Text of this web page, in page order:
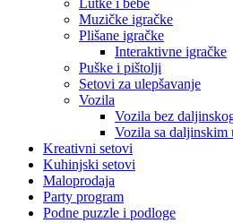
Lutke i bebe
Muzičke igračke
Plišane igračke
Interaktivne igračke
Puške i pištolji
Setovi za ulepšavanje
Vozila
Vozila bez
Vozila sa daljinskim
Kreativni setovi
Kuhinjski setovi
Maloprodaja
Party program
Podne puzzle i podloge